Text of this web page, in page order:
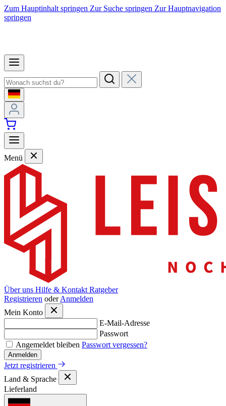
Zum Hauptinhalt springen Zur Suche springen Zur Hauptnavigation
springen
Menü
Über uns Hilfe & Kontakt Ratgeber
Registrieren oder Anmelden
Mein Konto
E-Mail-Adresse
Passwort
Angemeldet bleiben Passwort vergessen?
Anmelden
Jetzt registrieren
Land & Sprache
Lieferland